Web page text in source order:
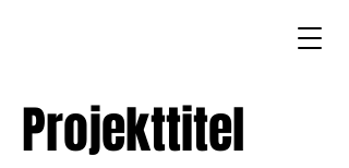
Projekttitel